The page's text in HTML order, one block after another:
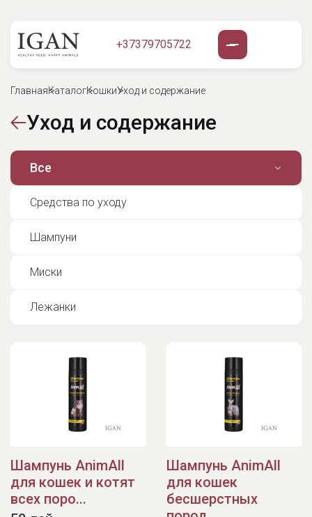
+37379705722
ГлавнаяКаталогКошкиУход и содержание
Уход и содержание
Все
Средства по уходу
Шампуни
Миски
Лежанки
Шампунь AnimAll
для кошек и котят
всех поро...
Шампунь AnimAll
для кошек
бесшерстных